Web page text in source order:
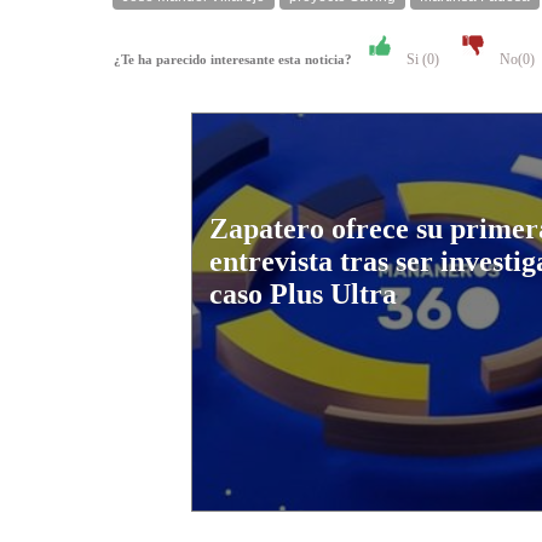
¿Te ha parecido interesante esta noticia? Si (0) No(0)
Zapatero ofrece su
entrevista tras ser
caso Plus Ultra